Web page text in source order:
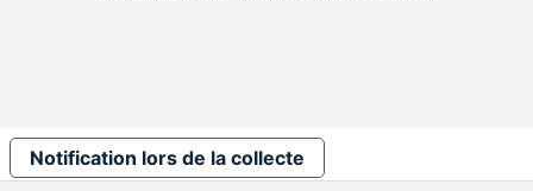
Notification lors de la collecte